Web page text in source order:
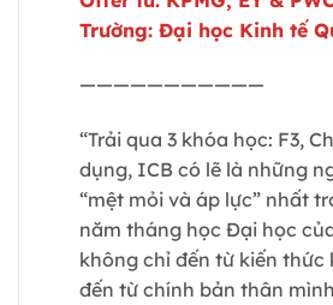
Trường: Đại học Kinh tế
———————————
“Trải qua 3 khóa học: F3,
dụng, ICB có lẽ là những
“mệt mỏi và áp lực” nhất
năm tháng học Đại học
không chỉ đến từ kiến thức
đến từ chính bản thân